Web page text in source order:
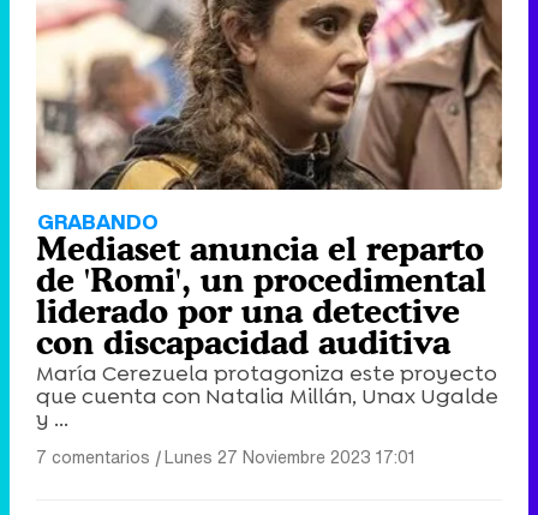
GRABANDO
Mediaset anuncia el reparto
de 'Romi', un procedimental
liderado por una detective
con discapacidad auditiva
María Cerezuela protagoniza este proyecto
que cuenta con Natalia Millán, Unax Ugalde
y ...
7 comentarios |Lunes 27 Noviembre 2023 17:01